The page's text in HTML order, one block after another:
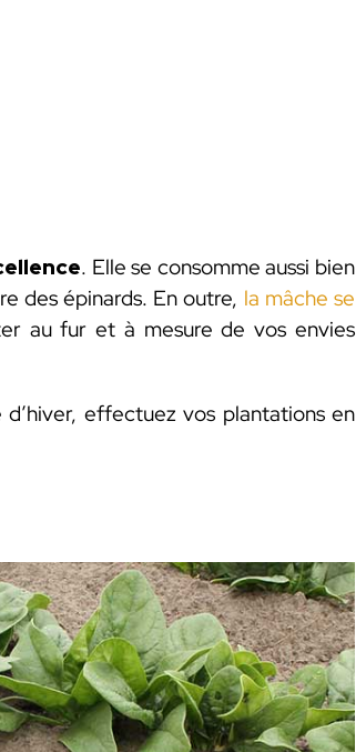
. Elle se consomme aussi bien
des épinards. En outre, la mâche se
au fur et à mesure de vos envies
effectuez vos plantations en